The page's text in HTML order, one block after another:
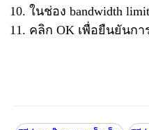
10. ในช่อง bandwidth
11. คลิก OK เพื่อยืนยันก